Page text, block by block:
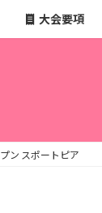
大会要項
ン スポートピア